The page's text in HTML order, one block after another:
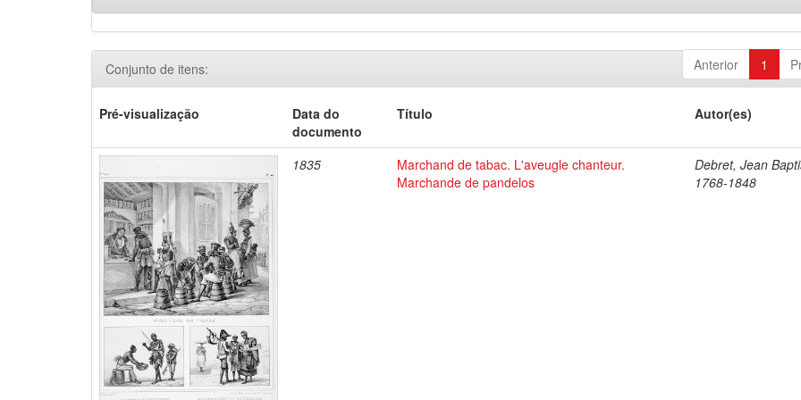
Anterior 1
Conjunto de itens:
Pré-visualização
Data do
documento
Título Autor(es)
1835
Marchand de tabac. L'aveugle chanteur.
Marchande de pandelos
Debret, Jean
1768-1848